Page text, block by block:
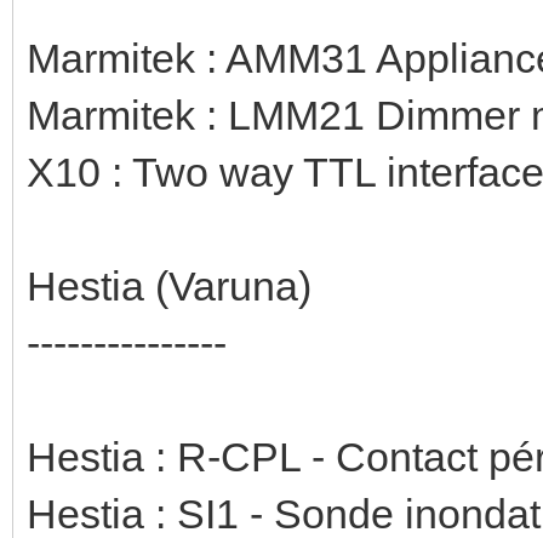
Marmitek : AMM31
Marmitek : LMM21 Dimmer
X10 : Two way TTL interface
Hestia (Varuna)
---------------
Hestia : R-CPL - Contact
Hestia : SI1 - Sonde